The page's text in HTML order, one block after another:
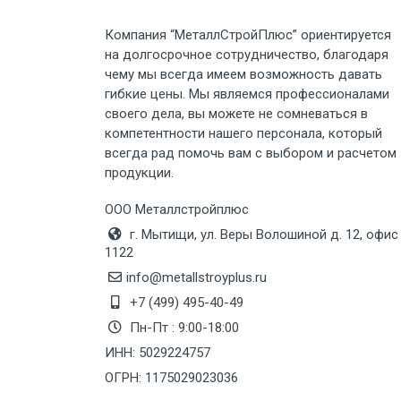
Груз до 6 м, вес до 3 тн
Груз до 6 м, вес до 5 тн
Груз до 6 м, вес до 8 тн
Груз до 6 м, вес до 10 тн
Груз до 12 м, вес до 20 тн
Манипулятор до 6 м, вес до 8 тн
Компания “МеталлСтройПлюс” ориентируется
на долгосрочное сотрудничество, благодаря
чему мы всегда имеем возможность давать
гибкие цены. Мы являемся профессионалами
своего дела, вы можете не сомневаться в
компетентности нашего персонала, который
всегда рад помочь вам с выбором и расчетом
продукции.
ООО Металлстройплюс
г. Мытищи, ул. Веры Волошиной д. 12, офис
1122
info@metallstroyplus.ru
+7 (499) 495-40-49
Пн-Пт : 9:00-18:00
ИНН: 5029224757
ОГРН: 1175029023036